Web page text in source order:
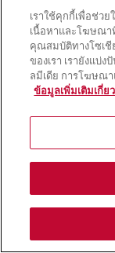
เราใช้คุกกี้เพื่อช่วย
เนื้อหาและโฆษณา
คุณสมบัติทางโซเชี
ของเรา เรายังแบ่
ลมีเดีย การโฆษณา
ข้อมูลเพิ่มเติมเกี่